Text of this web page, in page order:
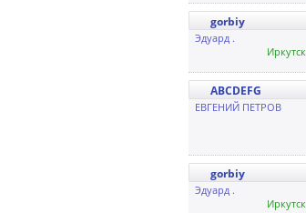
gorbiy
Эдуард .
Иркутск
ABCDEFG
ЕВГЕНИЙ ПЕТРОВ
gorbiy
Эдуард .
Иркутск